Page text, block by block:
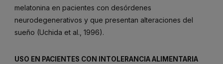
melatonina en pacientes con desórdenes
neurodegenerativos y que presentan alteraciones del
sueño (Uchida et al., 1996).
USO EN PACIENTES CON INTOLERANCIA ALIMENTARIA